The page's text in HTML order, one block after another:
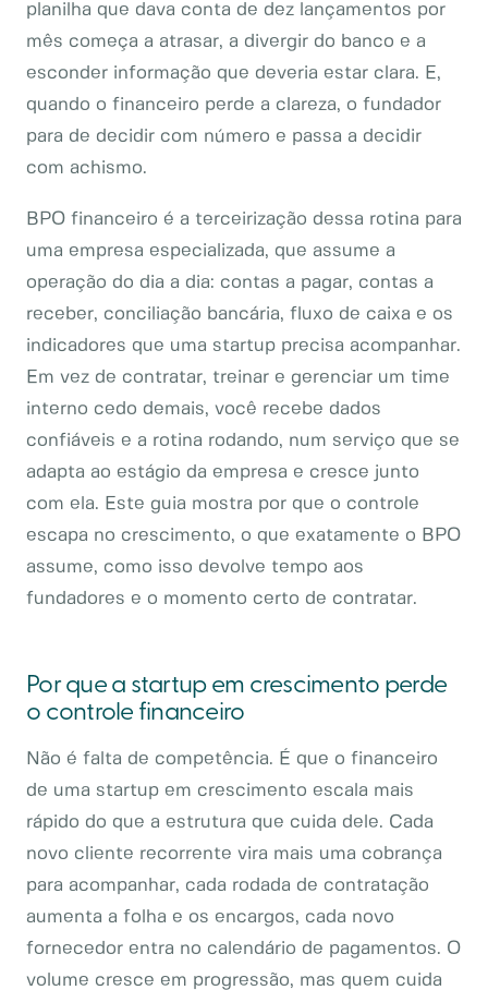
planilha que dava conta de dez lançamentos por
mês começa a atrasar, a divergir do banco e a
esconder informação que deveria estar clara. E,
quando o financeiro perde a clareza, o fundador
para de decidir com número e passa a decidir
com achismo.
BPO financeiro é a terceirização dessa rotina para
uma empresa especializada, que assume a
operação do dia a dia: contas a pagar, contas a
receber, conciliação bancária, fluxo de caixa e os
indicadores que uma startup precisa acompanhar.
Em vez de contratar, treinar e gerenciar um time
interno cedo demais, você recebe dados
confiáveis e a rotina rodando, num serviço que se
adapta ao estágio da empresa e cresce junto
com ela. Este guia mostra por que o controle
escapa no crescimento, o que exatamente o BPO
assume, como isso devolve tempo aos
fundadores e o momento certo de contratar.
Por que a startup em crescimento perde
o controle financeiro
Não é falta de competência. É que o financeiro
de uma startup em crescimento escala mais
rápido do que a estrutura que cuida dele. Cada
novo cliente recorrente vira mais uma cobrança
para acompanhar, cada rodada de contratação
aumenta a folha e os encargos, cada novo
fornecedor entra no calendário de pagamentos. O
volume cresce em progressão, mas quem cuida